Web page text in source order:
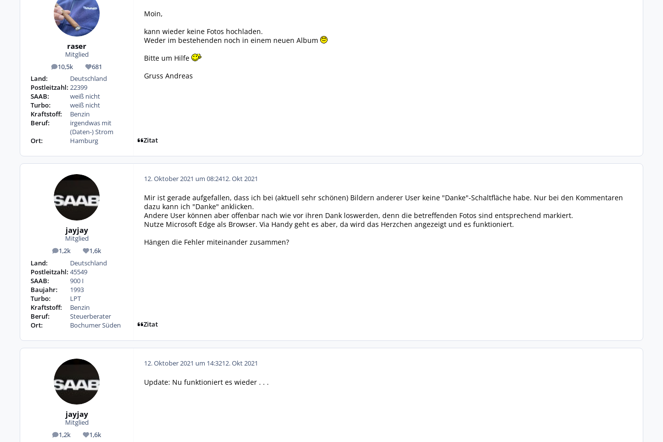
raser
Mitglied
10,5k
Beiträge 681
Reputation
Land:
Deutschland
Postleitzahl: 22399
SAAB:
weiß nicht
Turbo:
weiß nicht
Kraftstoff:
Benzin
Beruf:
irgendwas mit
(Daten-) Strom
Ort:
Hamburg
Moin,
kann wieder keine Fotos hochladen.
Weder im bestehenden noch in einem neuen Album
Bitte um Hilfe
Gruss Andreas
Zitat
jayjay
Mitglied
1,2k
Beiträge 1,6k
Reputation
Land:
Deutschland
Postleitzahl: 45549
SAAB:
900 I
Baujahr:
1993
Turbo:
LPT
Kraftstoff:
Benzin
Beruf:
Steuerberater
Ort:
Bochumer Süden
12. Oktober 2021 um 08:2412. Okt 2021
Mir ist gerade aufgefallen, dass ich bei (aktuell sehr schönen) Bildern anderer User keine "Danke"-Schaltfläche habe. Nur bei den Kommentaren
dazu kann ich "Danke" anklicken.
Andere User können aber offenbar nach wie vor ihren Dank loswerden, denn die betreffenden Fotos sind entsprechend markiert.
Nutze Microsoft Edge als Browser. Via Handy geht es aber, da wird das Herzchen angezeigt und es funktioniert.
Hängen die Fehler miteinander zusammen?
Zitat
jayjay
Mitglied
1,2k
Beiträge 1,6k
Reputation
12. Oktober 2021 um 14:3212. Okt 2021
Update: Nu funktioniert es wieder . . .